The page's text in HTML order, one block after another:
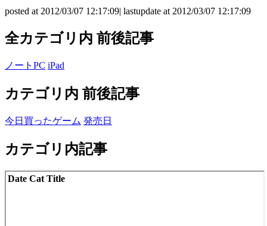
posted at 2012/03/07 12:17:09| lastupdate at 2012/03/07 12:17:09
全カテゴリ内 前後記事
ノートPC iPad
カテゴリ内 前後記事
今日買ったゲーム 発売日
カテゴリ内記事